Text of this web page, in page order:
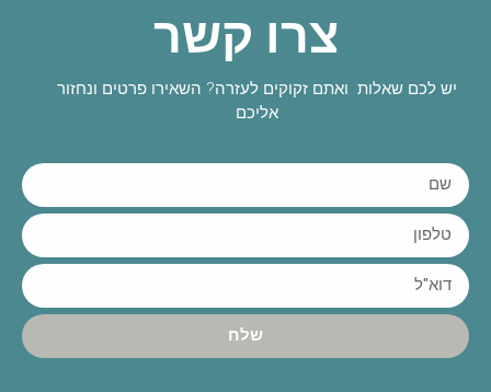
צרו קשר
יש לכם שאלות ואתם זקוקים לעזרה? השאירו פרטים ונחזור
אליכם
שלח